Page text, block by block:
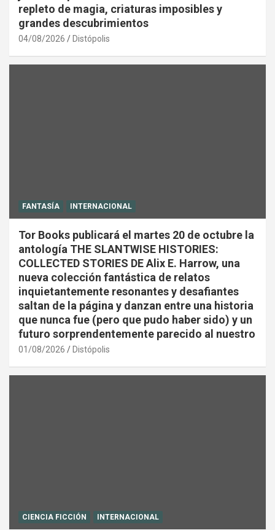
repleto de magia, criaturas imposibles y
grandes descubrimientos
04/08/2026 Distópolis
FANTASÍA INTERNACIONAL
Tor Books publicará el martes 20 de octubre la
antología THE SLANTWISE HISTORIES:
COLLECTED STORIES DE Alix E. Harrow, una
nueva colección fantástica de relatos
inquietantemente resonantes y desafiantes
saltan de la página y danzan entre una historia
que nunca fue (pero que pudo haber sido) y un
futuro sorprendentemente parecido al nuestro
01/08/2026 Distópolis
CIENCIA FICCIÓN INTERNACIONAL